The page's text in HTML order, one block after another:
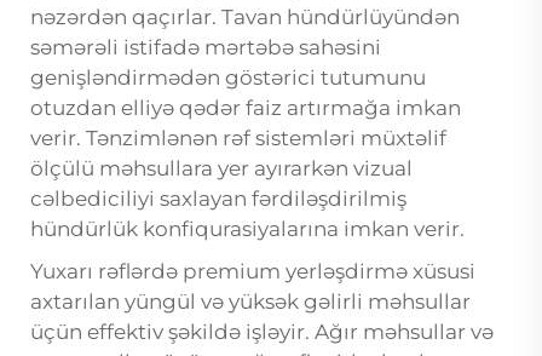
nəzərdən qaçırlar. Tavan hündürlüyündən
səmərəli istifadə mərtəbə sahəsini
genişləndirmədən göstərici tutumunu
otuzdan elliyə qədər faiz artırmağa imkan
verir. Tənzimlənən rəf sistemləri müxtəlif
ölçülü məhsullara yer ayırarkən vizual
cəlbediciliyi saxlayan fərdiləşdirilmiş
hündürlük konfiqurasiyalarına imkan verir.
Yuxarı rəflərdə premium yerləşdirmə xüsusi
axtarılan yüngül və yüksək gəlirli məhsullar
üçün effektiv şəkildə işləyir. Ağır məhsullar və